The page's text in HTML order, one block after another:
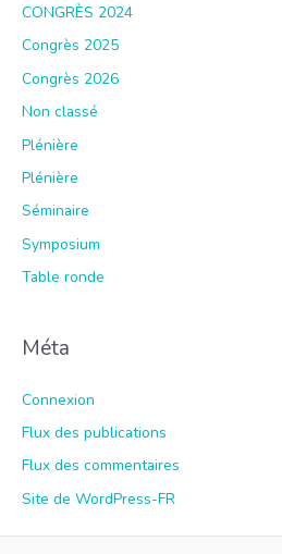
CONGRÈS 2024
Congrès 2025
Congrès 2026
Non classé
Plénière
Plénière
Séminaire
Symposium
Table ronde
Méta
Connexion
Flux des publications
Flux des commentaires
Site de WordPress-FR